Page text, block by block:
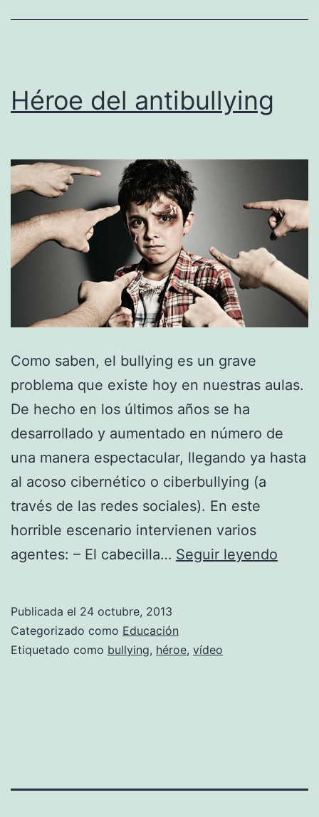
Héroe del antibullying
Como saben, el bullying es un grave
problema que existe hoy en nuestras aulas.
De hecho en los últimos años se ha
desarrollado y aumentado en número de
una manera espectacular, llegando ya hasta
al acoso cibernético o ciberbullying (a
través de las redes sociales). En este
horrible escenario intervienen varios
agentes: – El cabecilla… Seguir leyendo
Publicada el 24 octubre, 2013
Categorizado como Educación
Etiquetado como bullying, héroe, vídeo